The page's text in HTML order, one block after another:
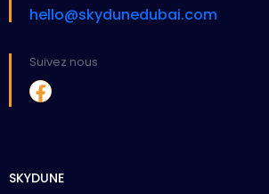
hello@skydunedubai.com
Suivez nous
SKYDUNE